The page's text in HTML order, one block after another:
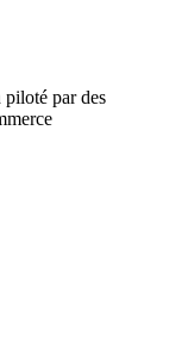
piloté par des